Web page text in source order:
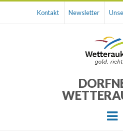
Kontakt Newsletter